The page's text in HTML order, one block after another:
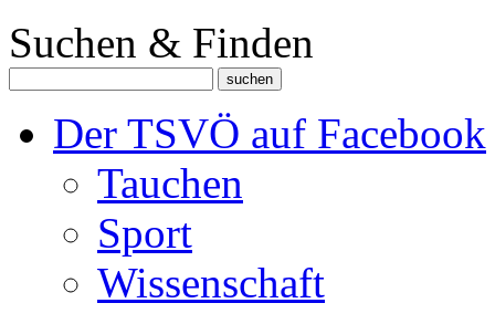
Suchen & Finden
Der TSVÖ auf Facebook
Tauchen
Sport
Wissenschaft